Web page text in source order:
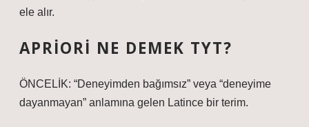
ele alır.
APRIORI NE DEMEK TYT?
ÖNCELİK: “Deneyimden bağımsız” veya “deneyime
dayanmayan” anlamına gelen Latince bir terim.